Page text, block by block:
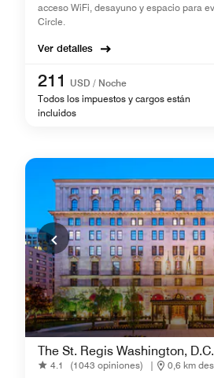
acceso WiFi, desayuno y espacio para
Circle.
Ver detalles
211
USD / Noche
Todos los impuestos y cargos están
incluidos
The St. Regis Washington, D.C.
4.1 (1043 opiniones) |
0,6 km